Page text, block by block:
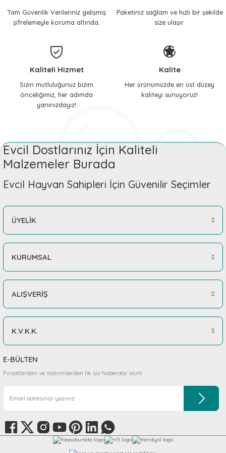
ve Soğutucu Matlar
Tam Güvenlik Verileriniz gelişmiş
şifrelemeyle koruma altında.
Paketiniz sağlam ve hızlı bir şekilde
size ulaşır.
Kaliteli Hizmet
Sizin mutluluğunuz bizim
önceliğimiz, her adımda
yanınızdayız!
Kalite
Her ürünümüzde en üst düzey
kaliteyi sunuyoruz!
Evcil Dostlarınız İçin Kaliteli
Malzemeler Burada
Evcil Hayvan Sahipleri İçin Güvenilir Seçimler
ÜYELİK
KURUMSAL
ALIŞVERİŞ
K.V.K.K.
E-BÜLTEN
Fırsatlardan ve indirimlerden ilk siz haberdar olun!